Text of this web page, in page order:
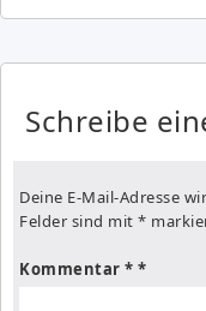
Schreibe
Deine E-Mail-Adresse
Felder sind mit *
Kommentar *